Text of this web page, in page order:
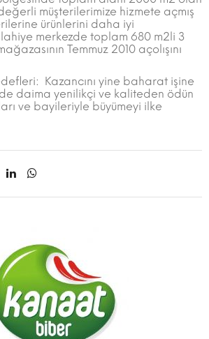
müşterilerimize hizmete açmış
ürünlerini daha iyi
merkezde toplam 680 m2li 3
Temmuz 2010 açolışını
Kazancını yine baharat işine
daima yenilikçi ve kaliteden ödün
ve bayileriyle büyümeyi ilke